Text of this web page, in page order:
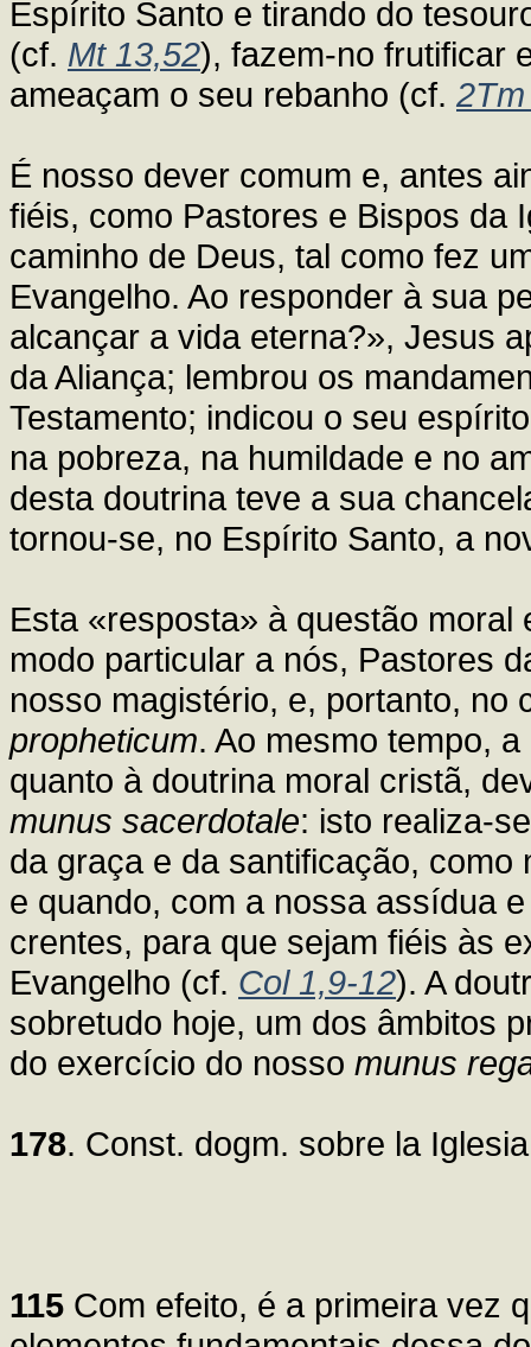
Espírito Santo e tirando do
(cf. Mt 13,52), fazem-no frutificar
ameaçam o seu rebanho (cf.
É nosso dever comum e, antes
fiéis, como Pastores e Bispos da
caminho de Deus, tal como fez
Evangelho. Ao responder à sua
alcançar a vida eterna?», Jesus
da Aliança; lembrou os
Testamento; indicou o seu
na pobreza, na humildade e no
desta doutrina teve a sua
tornou-se, no Espírito Santo, a
Esta «resposta» à questão
modo particular a nós, Pastores
nosso magistério, e, portanto,
propheticum. Ao mesmo tempo,
quanto à doutrina moral cristã,
munus sacerdotale: isto realiza-
da graça e da santificação,
e quando, com a nossa assídua
crentes, para que sejam fiéis às
Evangelho (cf. Col 1,9-12). A
sobretudo hoje, um dos âmbitos
do exercício do nosso munus
178. Const. dogm. sobre la
115 Com efeito, é a primeira vez